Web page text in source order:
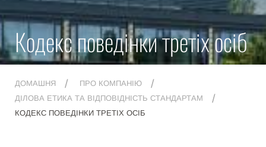
Кодекс поведінки третіх осіб
ДОМАШНЯ
ПРО КОМПАНІЮ
ДІЛОВА ЕТИКА ТА ВІДПОВІДНІСТЬ СТАНДАРТАМ
КОДЕКС ПОВЕДІНКИ ТРЕТІХ ОСІБ